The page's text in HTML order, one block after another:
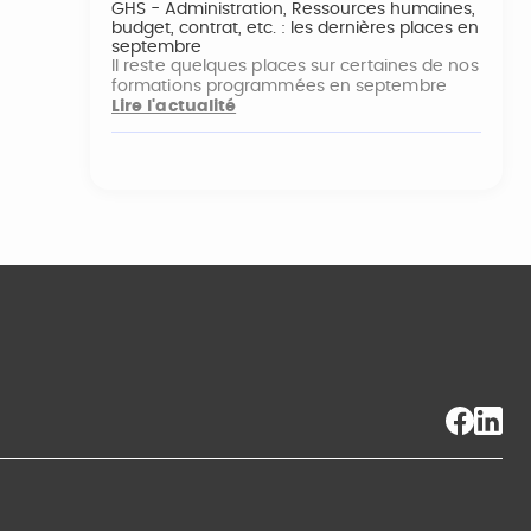
GHS - Administration, Ressources humaines,
budget, contrat, etc. : les dernières places en
septembre
Il reste quelques places sur certaines de nos
formations programmées en septembre
Lire l'actualité